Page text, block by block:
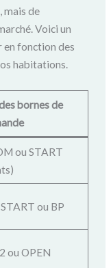
mais de
Voici un
en fonction des
habitations.
bornes de
ou START
ou BP
ou OPEN